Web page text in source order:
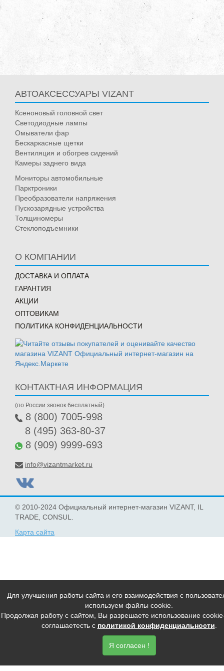
АВТОАКСЕССУАРЫ VIZANT
Ксеноновый головной свет
Светодиодные лампы
Омыватели фар
Бескаркасные щетки
Вентиляция и обогрев сидений
Камеры заднего вида
Мониторы автомобильные
Парктроники
Преобразователи напряжения
Пускозарядные устройства
Толщиномеры
Стеклоподъемники
О КОМПАНИИ
ДОСТАВКА И ОПЛАТА
ГАРАНТИЯ
АКЦИИ
ОПТОВИКАМ
ПОЛИТИКА КОНФИДЕНЦИАЛЬНОСТИ
КОНТАКТНАЯ ИНФОРМАЦИЯ
(по России звонок бесплатный)
8 (800) 7005-998
8 (495) 363-80-37
8 (909) 9999-693
info@vizantmarket.ru
© 2010-2024 Официальный интернет-магазин VIZANT, IL
TRADE, CONSUL.
Карта сайта
Для улучшения работы сайта и его взаимодействия с
используем файлы cookie.
Продолжая работу с сайтом, Вы разрешаете использование
соглашаетесть с политикой конфиденциальности
Я согласен !